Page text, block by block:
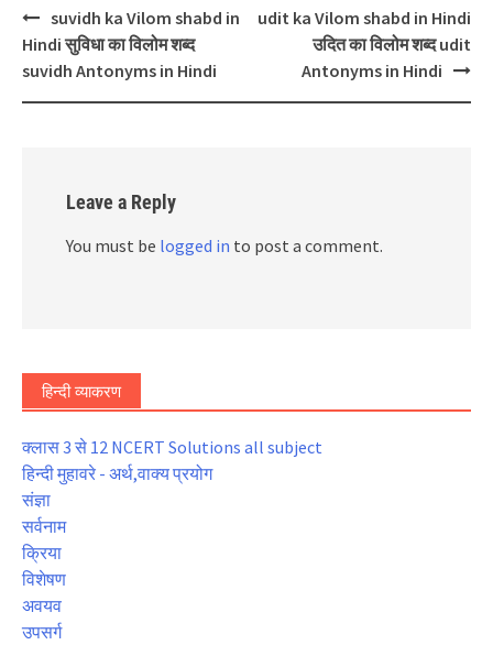
Post
navigation
suvidh ka Vilom shabd in
Hindi सुविधा का विलोम शब्द
suvidh Antonyms in Hindi
udit ka Vilom shabd in Hindi
उदित का विलोम शब्द udit
Antonyms in Hindi
Leave a Reply
You must be logged in to post a comment.
हिन्दी व्याकरण
क्लास 3 से 12 NCERT Solutions all subject
हिन्दी मुहावरे - अर्थ,वाक्य प्रयोग
संज्ञा
सर्वनाम
क्रिया
विशेषण
अवयव
उपसर्ग